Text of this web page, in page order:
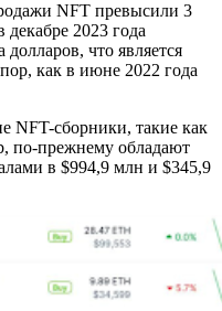
NFT превысили 3
2023 года
что является
как в июне 2022 года
NFT-сборники, такие как
по-прежнему обладают
в $994,9 млн и $345,9